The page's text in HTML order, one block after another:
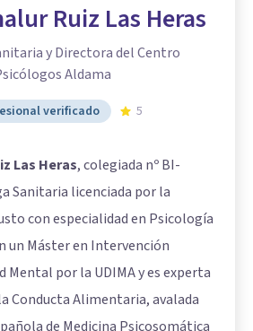
Ruiz Las Heras
y Directora del Centro
Aldama
verificado 5
Las Heras, colegiada nº BI-
Sanitaria licenciada por la
con especialidad en Psicología
un Máster en Intervención
Mental por la UDIMA y es experta
Conducta Alimentaria, avalada
de Medicina Psicosomática